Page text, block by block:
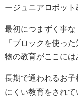
ージュニアロボット
最初につまずく事
「ブロックを使っ
物の教育がここには
長期で通われるお子
にくい教育をされて